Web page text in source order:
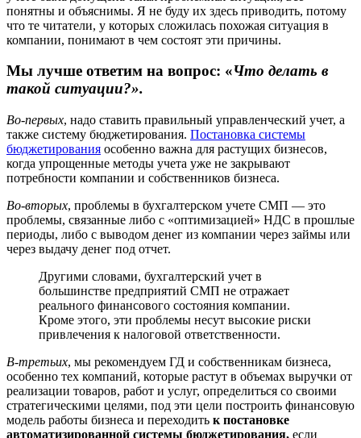
понятны и объяснимы. Я не буду их здесь приводить, потому
что те читатели, у которых сложилась похожая ситуация в
компании, понимают в чем состоят эти причины.
Мы лучше ответим на вопрос: «Что делать в
такой ситуации?».
Во-первых, надо ставить правильный управленческий учет, а
также систему бюджетирования. Постановка системы
бюджетирования особенно важна для растущих бизнесов,
когда упрощенные методы учета уже не закрывают
потребности компании и собственников бизнеса.
Во-вторых, проблемы в бухгалтерском учете СМП — это
проблемы, связанные либо с «оптимизацией» НДС в прошлые
периоды, либо с выводом денег из компании через займы или
через выдачу денег под отчет.
Другими словами, бухгалтерский учет в
большинстве предприятий СМП не отражает
реального финансового состояния компании.
Кроме этого, эти проблемы несут высокие риски
привлечения к налоговой ответственности.
В-третьих, мы рекомендуем ГД и собственникам бизнеса,
особенно тех компаний, которые растут в объемах выручки от
реализации товаров, работ и услуг, определиться со своими
стратегическими целями, под эти цели построить финансовую
модель работы бизнеса и переходить к постановке
автоматизированной системы бюджетирования, если